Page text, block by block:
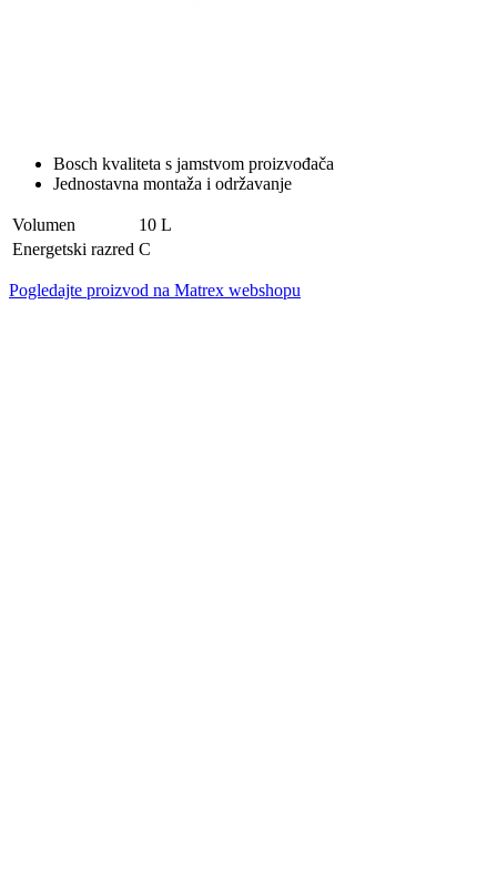
Bosch kvaliteta s jamstvom proizvođača
Jednostavna montaža i održavanje
Volumen
10 L
Energetski razred C
Pogledajte proizvod na Matrex webshopu